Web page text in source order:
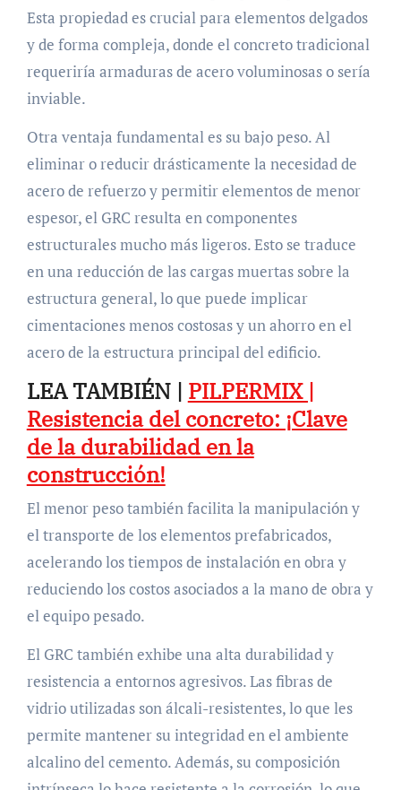
Esta propiedad es crucial para elementos delgados
y de forma compleja, donde el concreto tradicional
requeriría armaduras de acero voluminosas o sería
inviable.
Otra ventaja fundamental es su bajo peso. Al
eliminar o reducir drásticamente la necesidad de
acero de refuerzo y permitir elementos de menor
espesor, el GRC resulta en componentes
estructurales mucho más ligeros. Esto se traduce
en una reducción de las cargas muertas sobre la
estructura general, lo que puede implicar
cimentaciones menos costosas y un ahorro en el
acero de la estructura principal del edificio.
LEA TAMBIÉN | PILPERMIX |
Resistencia del concreto: ¡Clave
de la durabilidad en la
construcción!
El menor peso también facilita la manipulación y
el transporte de los elementos prefabricados,
acelerando los tiempos de instalación en obra y
reduciendo los costos asociados a la mano de obra y
el equipo pesado.
El GRC también exhibe una alta durabilidad y
resistencia a entornos agresivos. Las fibras de
vidrio utilizadas son álcali-resistentes, lo que les
permite mantener su integridad en el ambiente
alcalino del cemento. Además, su composición